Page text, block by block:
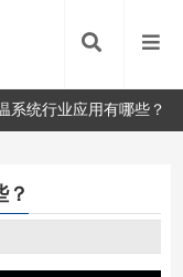
系统行业应用有哪些？
？